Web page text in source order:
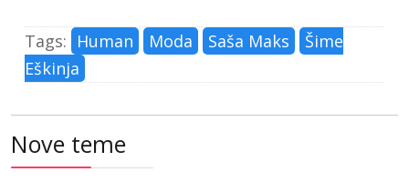
Tags: Human Moda Saša Maks
Šime
Eškinja
Nove teme